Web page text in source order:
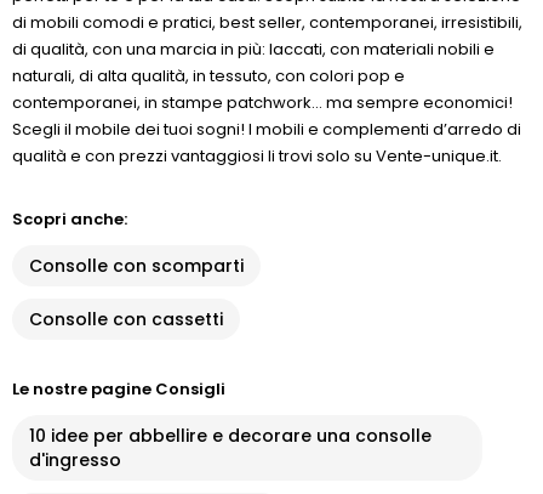
di mobili comodi e pratici, best seller, contemporanei, irresistibili,
di qualità, con una marcia in più: laccati, con materiali nobili e
naturali, di alta qualità, in tessuto, con colori pop e
contemporanei, in stampe patchwork... ma sempre economici!
Scegli il mobile dei tuoi sogni! I mobili e complementi d’arredo di
qualità e con prezzi vantaggiosi li trovi solo su Vente-unique.it.
Scopri anche:
Consolle con scomparti
Consolle con cassetti
Le nostre pagine Consigli
10 idee per abbellire e decorare una consolle
d'ingresso